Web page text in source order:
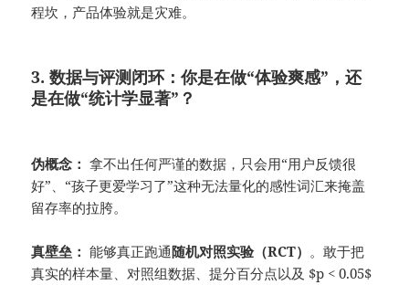
程坎，产品体验就是灾难。
3. 数据与评测闭环：你是在做“体验爽感”，还
是在做“统计学显著”？
伪概念： 拿不出任何严谨的数据，只会用“用户反馈很
好”、“孩子更爱学习了”这种无法量化的感性词汇来掩盖
留存率的拉胯。
真壁垒： 能够真正跑通随机对照实验（RCT） 。敢于把
真实的样本量、对照组数据、提分百分点以及 $p < 0.05$